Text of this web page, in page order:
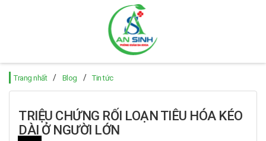
Trang nhất / Blog / Tin tức
TRIỆU CHỨNG RỐI LOẠN TIÊU HÓA KÉO
DÀI Ở NGƯỜI LỚN